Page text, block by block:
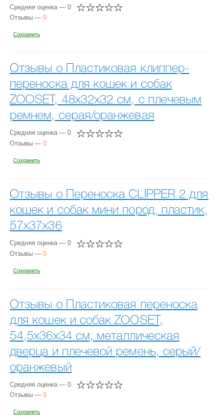
Средняя оценка — 0
Отзывы — 0
Сохранить
Отзывы о Пластиковая клиппер-
переноска для кошек и собак
ZOOSET, 48х32х32 см, с плечевым
ремнем, серая/оранжевая
Средняя оценка — 0
Отзывы — 0
Сохранить
Отзывы о Переноска CLIPPER 2 для
кошек и собак мини пород, пластик,
57х37х36
Средняя оценка — 0
Отзывы — 0
Сохранить
Отзывы о Пластиковая переноска
для кошек и собак ZOOSET,
54,5х36х34 см, металлическая
дверца и плечевой ремень, серый/
оранжевый
Средняя оценка — 0
Отзывы — 0
Сохранить